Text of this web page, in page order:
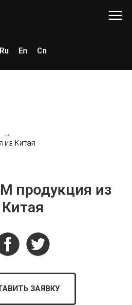
Ru En Cn
→
из Китая
продукция из
Китая
ЗАЯВКУ